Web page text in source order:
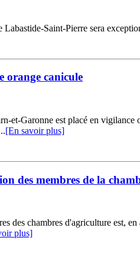
Labastide-Saint-Pierre sera
orange canicule
et-Garonne est placé en
[En savoir plus]
des membres de la
des chambres d'agriculture est,
plus]